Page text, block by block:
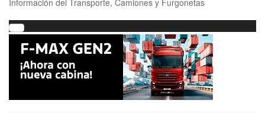
Información del Transporte, Camiones y Furgonetas